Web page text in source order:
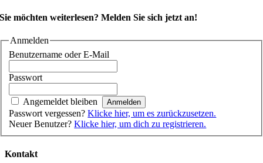
Sie möchten weiterlesen? Melden Sie sich jetzt an!
Anmelden
Benutzername oder E-Mail
Passwort
Angemeldet bleiben
Passwort vergessen?Klicke hier, um es zurückzusetzen.
Neuer Benutzer?Klicke hier, um dich zu registrieren.
Kontakt